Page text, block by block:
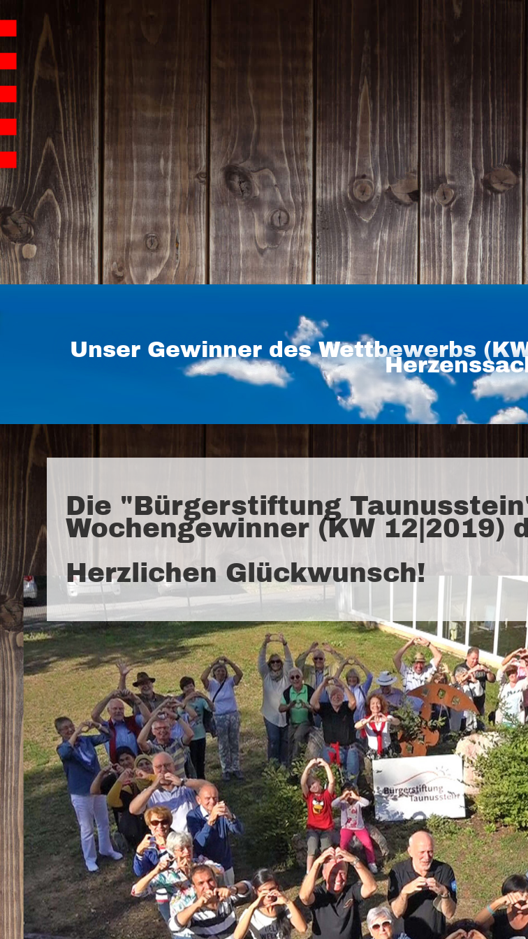
Homepage | Wettbewerb Dein Ehrenamt
Teilnahmebedingungen MeinMoment
Teilnahmebedingungen KlappeAuf
Teilnahmebedingungen 80 Jahre Hessen
Impressum
Datenschutz
Unser Gewinner des Wettbewerbs
Die "Bürgerstiftung
Wochengewinner (KW 12|2019)
Herzlichen Glückwunsch!